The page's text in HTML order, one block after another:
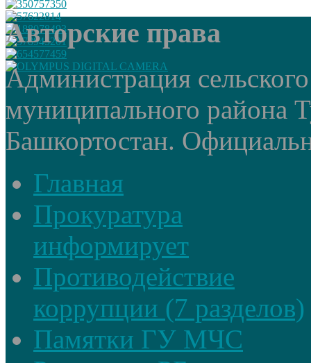
Авторские права
Администрация
муниципального района
Башкортостан.
Главная
Прокуратура
информирует
Противодействие
коррупции (7 разделов)
Памятки ГУ МЧС